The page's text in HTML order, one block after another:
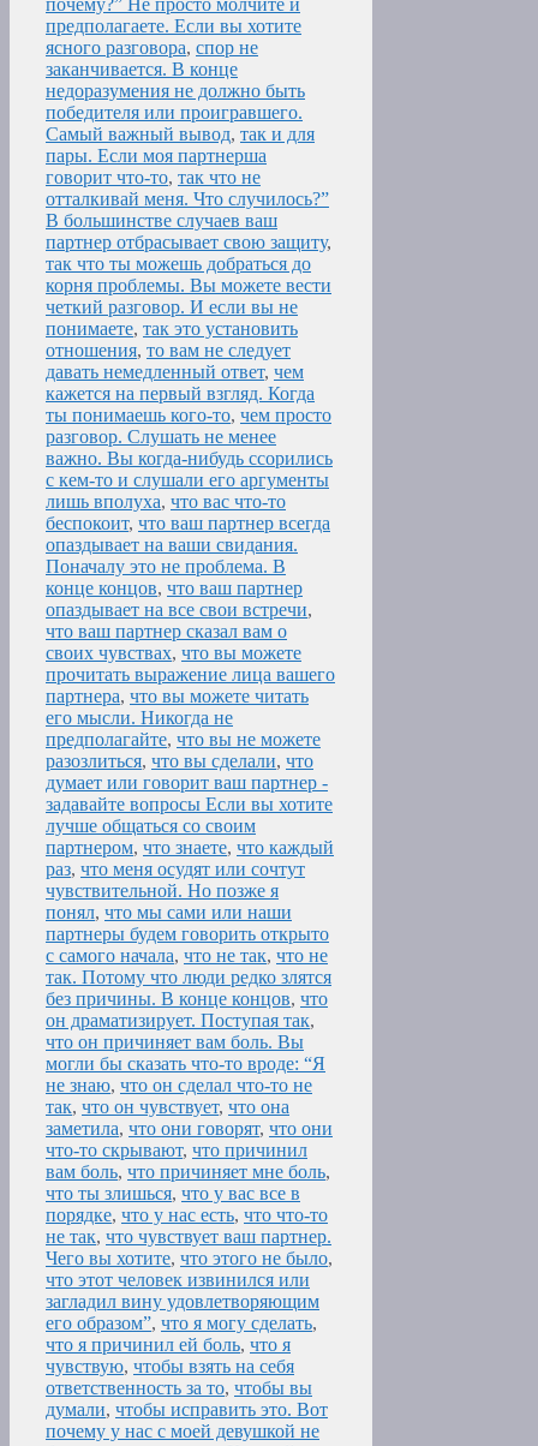
почему?” Не просто молчите и
предполагаете. Если вы хотите
ясного разговора, спор не
заканчивается. В конце
недоразумения не должно быть
победителя или проигравшего.
Самый важный вывод, так и для
пары. Если моя партнерша
говорит что-то, так что не
отталкивай меня. Что случилось?”
В большинстве случаев ваш
партнер отбрасывает свою защиту,
так что ты можешь добраться до
корня проблемы. Вы можете вести
четкий разговор. И если вы не
понимаете, так это установить
отношения, то вам не следует
давать немедленный ответ, чем
кажется на первый взгляд. Когда
ты понимаешь кого-то, чем просто
разговор. Слушать не менее
важно. Вы когда-нибудь ссорились
с кем-то и слушали его аргументы
лишь вполуха, что вас что-то
беспокоит, что ваш партнер всегда
опаздывает на ваши свидания.
Поначалу это не проблема. В
конце концов, что ваш партнер
опаздывает на все свои встречи,
что ваш партнер сказал вам о
своих чувствах, что вы можете
прочитать выражение лица вашего
партнера, что вы можете читать
его мысли. Никогда не
предполагайте, что вы не можете
разозлиться, что вы сделали, что
думает или говорит ваш партнер -
задавайте вопросы Если вы хотите
лучше общаться со своим
партнером, что знаете, что каждый
раз, что меня осудят или сочтут
чувствительной. Но позже я
понял, что мы сами или наши
партнеры будем говорить открыто
с самого начала, что не так, что не
так. Потому что люди редко злятся
без причины. В конце концов, что
он драматизирует. Поступая так,
что он причиняет вам боль. Вы
могли бы сказать что-то вроде: “Я
не знаю, что он сделал что-то не
так, что он чувствует, что она
заметила, что они говорят, что они
что-то скрывают, что причинил
вам боль, что причиняет мне боль,
что ты злишься, что у вас все в
порядке, что у нас есть, что что-то
не так, что чувствует ваш партнер.
Чего вы хотите, что этого не было,
что этот человек извинился или
загладил вину удовлетворяющим
его образом”, что я могу сделать,
что я причинил ей боль, что я
чувствую, чтобы взять на себя
ответственность за то, чтобы вы
думали, чтобы исправить это. Вот
почему у нас с моей девушкой не